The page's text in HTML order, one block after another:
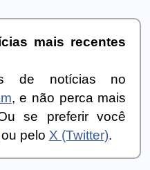
mais recentes
de notícias no
, e não perca mais
se preferir você
ou pelo X (Twitter).